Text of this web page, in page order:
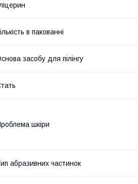
в пакованні
засобу для пілінгу
шкіри
абразивних частинок